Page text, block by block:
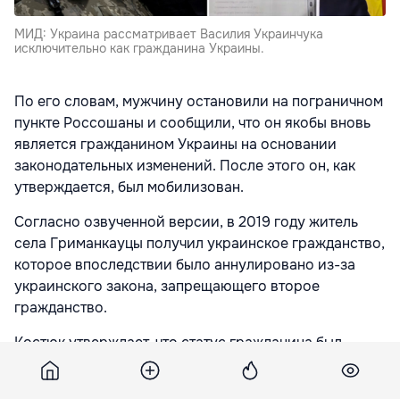
МИД: Украина рассматривает Василия Украинчука
исключительно как гражданина Украины.
По его словам, мужчину остановили на пограничном
пункте Россошаны и сообщили, что он якобы вновь
является гражданином Украины на основании
законодательных изменений. После этого он, как
утверждается, был мобилизован.
Согласно озвученной версии, в 2019 году житель
села Гриманкауцы получил украинское гражданство,
которое впоследствии было аннулировано из-за
украинского закона, запрещающего второе
гражданство.
Костюк утверждает, что статус гражданина был
восстановлен в 2023 году без ведома мужчины на
основании изменений в законодательстве соседнего